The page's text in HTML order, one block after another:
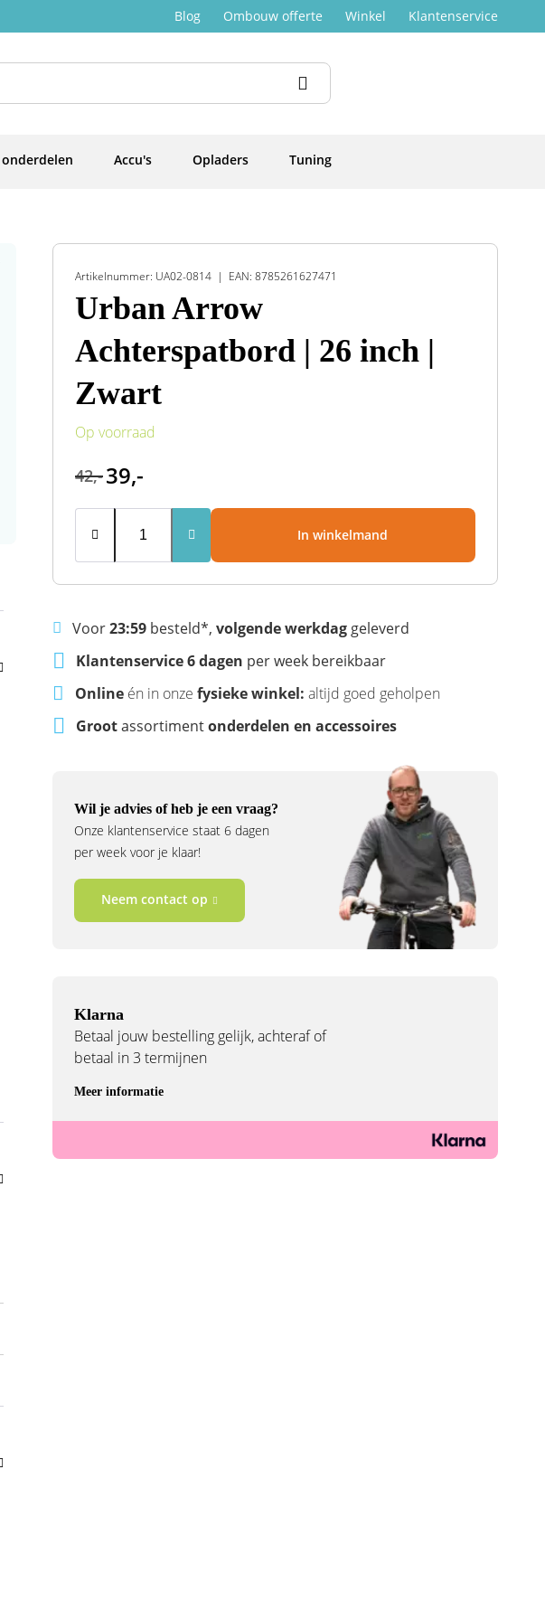
Blog Ombouw offerte Winkel Klantenservice
onderdelen Accu's Opladers Tuning
Artikelnummer: UA02-0814 EAN: 8785261627471
Urban Arrow
Achterspatbord | 26 inch |
Zwart
Op voorraad
42,-39,-
In winkelmand
Voor23:59besteld*, volgende werkdaggeleverd
Klantenservice 6 dagen per week bereikbaar
Online én in onze fysieke winkel: altijd goed geholpen
Grootassortimentonderdelen en accessoires
Wil je advies of heb je een vraag?
Onze klantenservice staat 6 dagen
per week voor je klaar!
Neem contact op
Klarna
Betaal jouw bestelling gelijk, achteraf of
betaal in 3 termijnen
Meer informatie